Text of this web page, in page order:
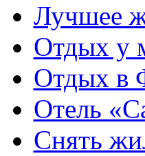
Лучшее
Отдых у
Отдых в
Отель
Снять